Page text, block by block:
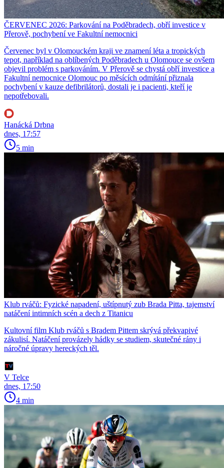
ČERVENEC 2026: Parkování na Poděbradech, obří investice v
Přerově, pochybení ve Fakultní nemocnici
Červenec byl v Olomouckém kraji ve znamení léta a tropických
tepot, například na oblíbených Poděbradech u Olomouce se ovšem
objevil problém s parkováním. V Přerově se chystá obří investice a
Fakultní nemocnice Olomouc po měsících odmítání přiznala
pochybení v kauze defibrilátorů, dostali je i pacienti, kteří je
nepotřebovali.
Hanácká Drbna
dnes, 17:57
5 min
Klub rváčů: Fyzické napadení, uštípnutý zub Brada Pitta, tajemství
natáčení intimních scén a dech z Titanicu
Kultovní film Klub rváčů s Bradem Pittem skrývá překvapivé
zákulisí. Natáčení provázely hádky se studiem, skutečné rány i
náročné úpravy hereckých těl.
V Telce
dnes, 17:50
4 min